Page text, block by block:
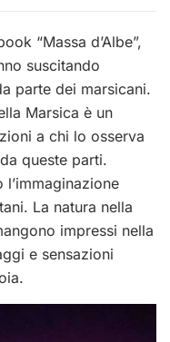
“Massa d’Albe”,
suscitando
parte dei marsicani.
Marsica è un
a chi lo osserva
queste parti.
La natura nella
impressi nella
e sensazioni